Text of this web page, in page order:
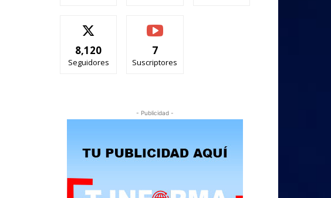
8,120
Seguidores
7
Suscriptores
- Publicidad -